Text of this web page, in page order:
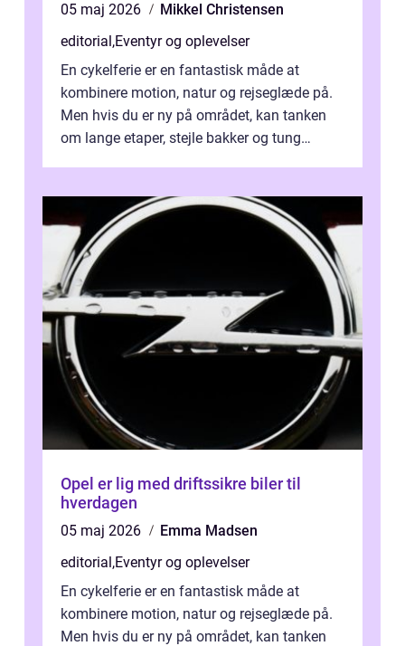
05 maj 2026
Mikkel Christensen
editorial,Eventyr og oplevelser
En cykelferie er en fantastisk måde at
kombinere motion, natur og rejseglæde på.
Men hvis du er ny på området, kan tanken
om lange etaper, stejle bakker og tung
Opel er lig med driftssikre biler til
hverdagen
05 maj 2026
Emma Madsen
editorial,Eventyr og oplevelser
En cykelferie er en fantastisk måde at
kombinere motion, natur og rejseglæde på.
Men hvis du er ny på området, kan tanken